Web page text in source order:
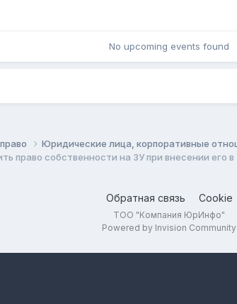
No upcoming events found
Юридические лица, корпоративные
право собственности на ЗУ при внесении его
Обратная связь Cookie
ТОО "Компания ЮрИнфо"
Powered by Invision Community